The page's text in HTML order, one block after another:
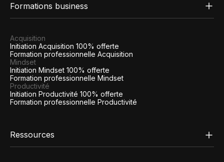
Formations business
Acquisition
Initiation Acquisition 100% offerte
Formation professionnelle Acquisition
Mindset
Initiation Mindset 100% offerte
Formation professionnelle Mindset
Productivité
Initiation Productivité 100% offerte
Formation professionnelle Productivité
Ressources